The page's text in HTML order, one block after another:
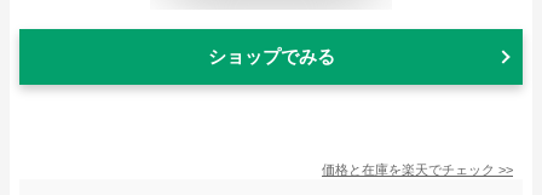
ショップでみる
価格と在庫を楽天でチェック >>